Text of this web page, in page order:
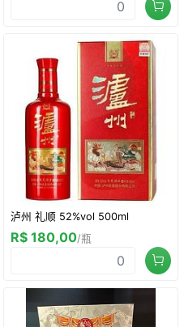
泸州 礼顺 52%vol 500ml
R$ 180,00/瓶